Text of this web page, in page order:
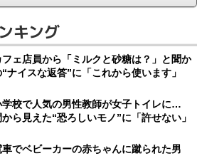
キング
フェ店員から「ミルクと砂糖は？」と聞か
イスな返答”に「これから使います」
学校で人気の男性教師が女子トイレに…
ら見えた“恐ろしいモノ”に「許せない」
車でベビーカーの赤ちゃんに蹴られた男